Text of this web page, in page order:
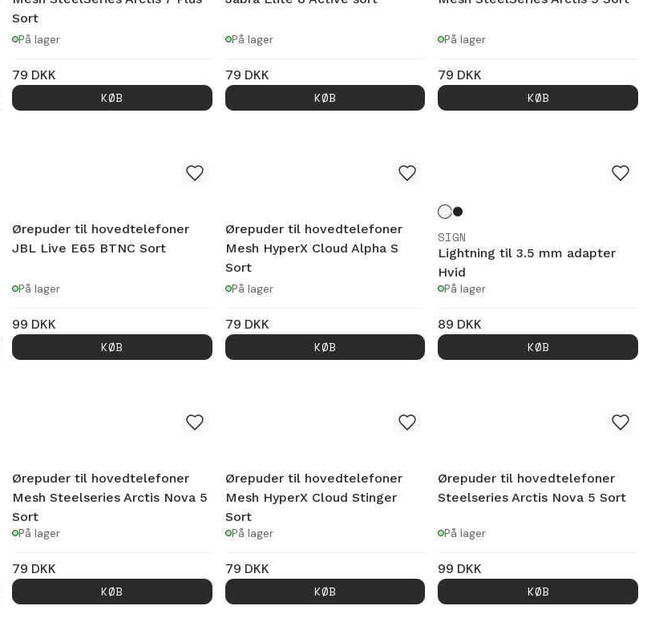
Sort
På lager
79 DKK
KØB
På lager
79 DKK
KØB
På lager
79 DKK
KØB
Ørepuder til hovedtelefoner
JBL Live E65 BTNC Sort
På lager
99 DKK
KØB
Ørepuder til hovedtelefoner
Mesh HyperX Cloud Alpha S
Sort
På lager
79 DKK
KØB
SIGN
Lightning til 3.5 mm adapter
Hvid
På lager
89 DKK
KØB
Ørepuder til hovedtelefoner
Mesh Steelseries Arctis Nova 5
Sort
På lager
79 DKK
KØB
Ørepuder til hovedtelefoner
Mesh HyperX Cloud Stinger
Sort
På lager
79 DKK
KØB
Ørepuder til hovedtelefoner
Steelseries Arctis Nova 5 Sort
På lager
99 DKK
KØB